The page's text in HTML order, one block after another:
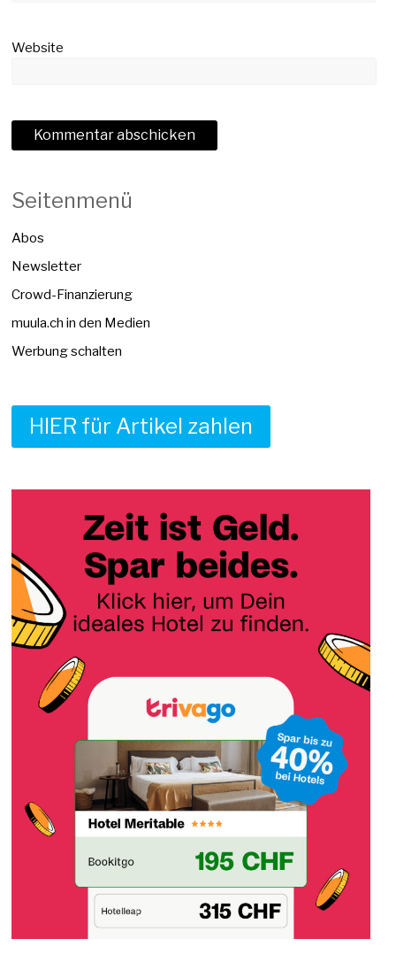
Website
Seitenmenü
Abos
Newsletter
Crowd-Finanzierung
muula.ch in den Medien
Werbung schalten
HIER für Artikel zahlen